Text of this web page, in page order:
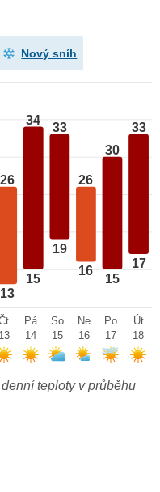
Nový sníh
26
13
34
15
33
19
26
16
30
15
33
17
13
Pá
14
So
15
Ne
16
Po
17
Út
18
teploty v průběhu